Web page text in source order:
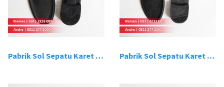
Pabrik Sol Sepatu Karet Bandung 3 Pabrik Sol Sepatu Karet Bandung 4